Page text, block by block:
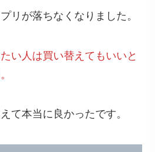
リが落ちなくなりました。
い人は買い替えてもいいと
て本当に良かったです。